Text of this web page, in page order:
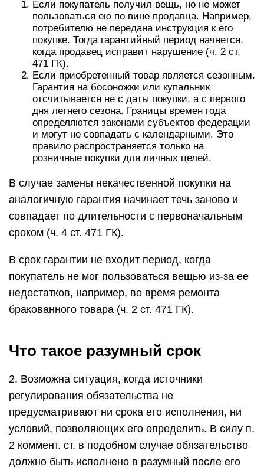
Если покупатель получил вещь, но не может
пользоваться ею по вине продавца. Например,
потребителю не передана инструкция к его
покупке. Тогда гарантийный период начнется,
когда продавец исправит нарушение (ч. 2 ст.
471 ГК).
Если приобретенный товар является сезонным.
Гарантия на босоножки или купальник
отсчитывается не с даты покупки, а с первого
дня летнего сезона. Границы времен года
определяются законами субъектов федерации
и могут не совпадать с календарными. Это
правило распространяется только на
розничные покупки для личных целей.
В случае замены некачественной покупки на
аналогичную гарантия начинает течь заново и
совпадает по длительности с первоначальным
сроком (ч. 4 ст. 471 ГК).
В срок гарантии не входит период, когда
покупатель не мог пользоваться вещью из-за ее
недостатков, например, во время ремонта
бракованного товара (ч. 2 ст. 471 ГК).
Что такое разумный срок
2. Возможна ситуация, когда источники
регулирования обязательства не
предусматривают ни срока его исполнения, ни
условий, позволяющих его определить. В силу п.
2 коммент. ст. в подобном случае обязательство
должно быть исполнено в разумный после его